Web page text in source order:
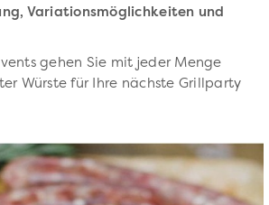
Variationsmöglichkeiten und
gehen Sie mit jeder Menge
Würste für Ihre nächste Grillparty